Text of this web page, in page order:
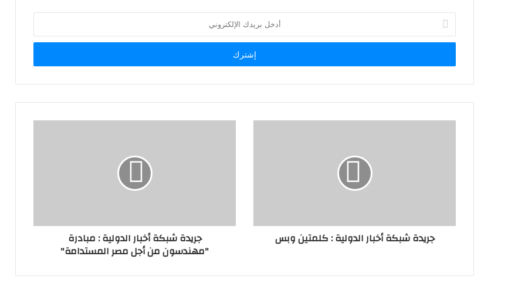
بريدك
الإلكتروني
جريدة شبكة أخبار الدولية : كلمتين وبس جريدة شبكة أخبار الدولية : مبادرة
"مهندسون من أجل مصر المستدامة"